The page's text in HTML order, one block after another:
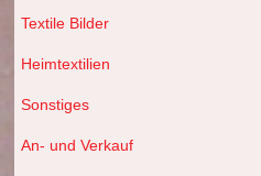
Textile Bilder
Heimtextilien
Sonstiges
An- und Verkauf